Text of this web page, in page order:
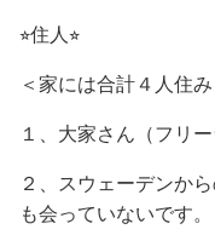
⭐︎住人⭐︎
＜家には合計４人住
１、大家さん（フリ
２、スウェーデンか
も会っていないです。